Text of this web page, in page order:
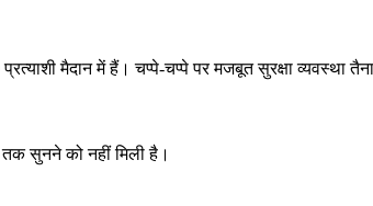
मैदान में हैं। चप्पे-चप्पे पर मजबूत सुरक्षा व्यवस्था
तक सुनने को नहीं मिली है।